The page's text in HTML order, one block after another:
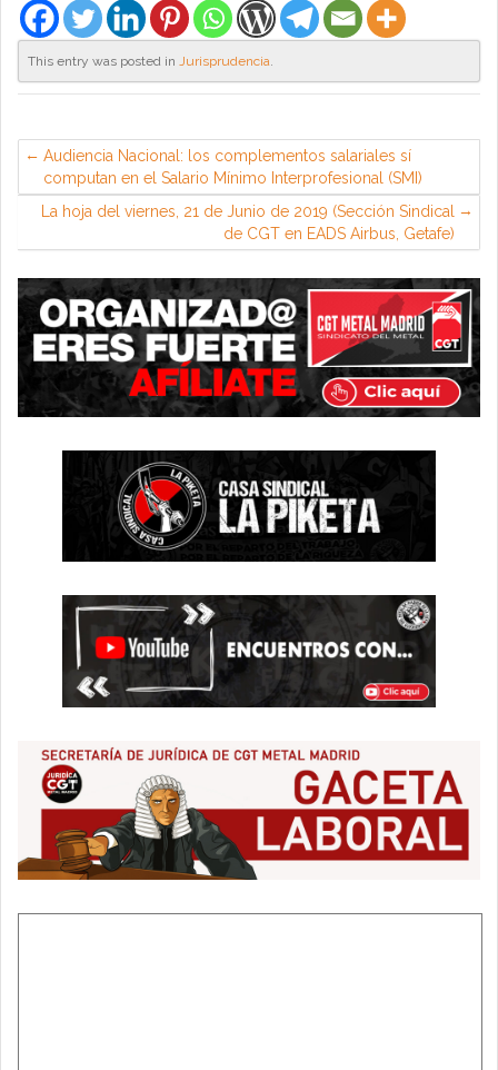
This entry was posted in Jurisprudencia.
Audiencia Nacional: los complementos salariales sí
computan en el Salario Mínimo Interprofesional (SMI)
La hoja del viernes, 21 de Junio de 2019 (Sección Sindical
de CGT en EADS Airbus, Getafe)